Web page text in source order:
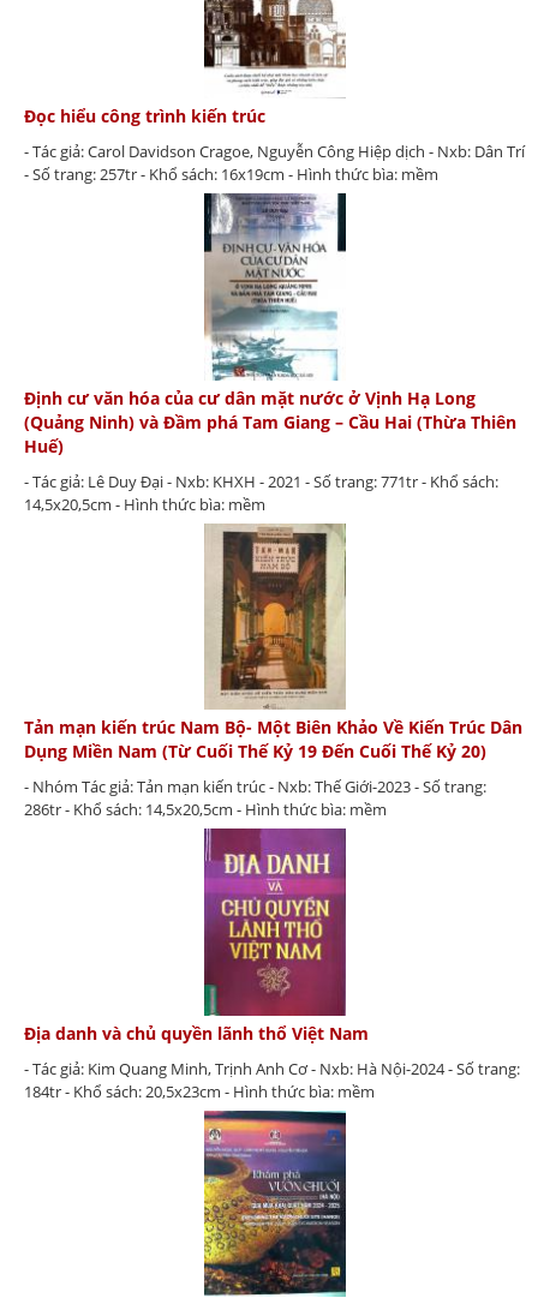
Đọc hiểu công trình kiến trúc
- Tác giả: Carol Davidson Cragoe, Nguyễn Công Hiệp dịch - Nxb: Dân Trí
- Số trang: 257tr - Khổ sách: 16x19cm - Hình thức bìa: mềm
Định cư văn hóa của cư dân mặt nước ở Vịnh Hạ Long
(Quảng Ninh) và Đầm phá Tam Giang – Cầu Hai (Thừa Thiên
Huế)
- Tác giả: Lê Duy Đại - Nxb: KHXH - 2021 - Số trang: 771tr - Khổ sách:
14,5x20,5cm - Hình thức bìa: mềm
Tản mạn kiến trúc Nam Bộ- Một Biên Khảo Về Kiến Trúc Dân
Dụng Miền Nam (Từ Cuối Thế Kỷ 19 Đến Cuối Thế Kỷ 20)
- Nhóm Tác giả: Tản mạn kiến trúc - Nxb: Thế Giới-2023 - Số trang:
286tr - Khổ sách: 14,5x20,5cm - Hình thức bìa: mềm
Địa danh và chủ quyền lãnh thổ Việt Nam
- Tác giả: Kim Quang Minh, Trịnh Anh Cơ - Nxb: Hà Nội-2024 - Số trang:
184tr - Khổ sách: 20,5x23cm - Hình thức bìa: mềm